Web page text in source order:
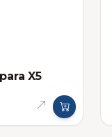
X5